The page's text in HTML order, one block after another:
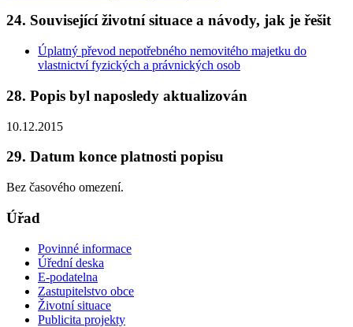
24. Související životní situace a návody, jak je řešit
Úplatný převod nepotřebného nemovitého majetku do
vlastnictví fyzických a právnických osob
28. Popis byl naposledy aktualizován
10.12.2015
29. Datum konce platnosti popisu
Bez časového omezení.
Úřad
Povinné informace
Úřední deska
E-podatelna
Zastupitelstvo obce
Životní situace
Publicita projekty